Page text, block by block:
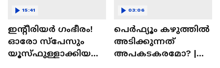
ഇന്റീരിയർ ഗംഭീരം!
ഓരോ സ്‌പേസും
യൂസ്ഫുള്ളാക്കിയ
15:41
പെർഫ്യൂം കഴുത്തിൽ
അടിക്കുന്നത്
അപകടകരമോ? |
03:06